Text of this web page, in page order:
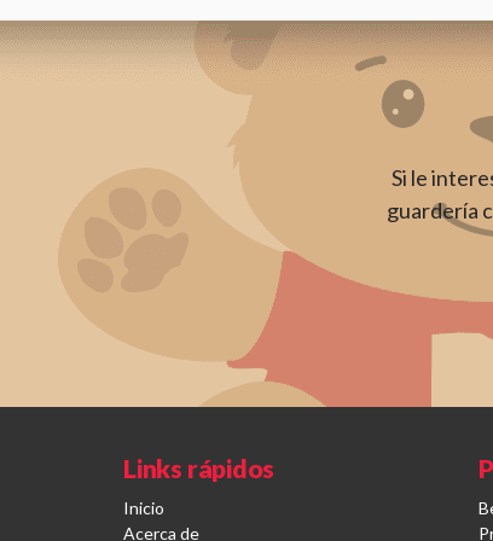
Si le
guardería
Links rápidos
Inicio
Acerca de